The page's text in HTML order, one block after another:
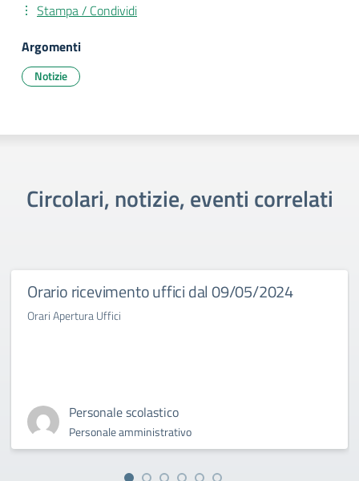
Stampa / Condividi
Argomenti
Notizie
Circolari, notizie, eventi correlati
Orario ricevimento uffici dal 09/05/2024
Orari Apertura Uffici
Personale scolastico
Personale amministrativo